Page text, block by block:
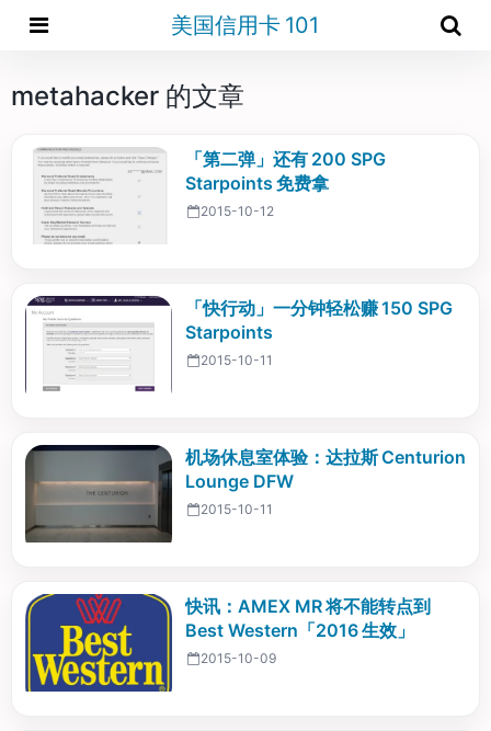
美国信用卡 101
metahacker 的文章
「第二弹」还有 200 SPG
Starpoints 免费拿
2015-10-12
「快行动」一分钟轻松赚 150 SPG
Starpoints
2015-10-11
机场休息室体验：达拉斯 Centurion
Lounge DFW
2015-10-11
快讯：AMEX MR 将不能转点到
Best Western「2016 生效」
2015-10-09